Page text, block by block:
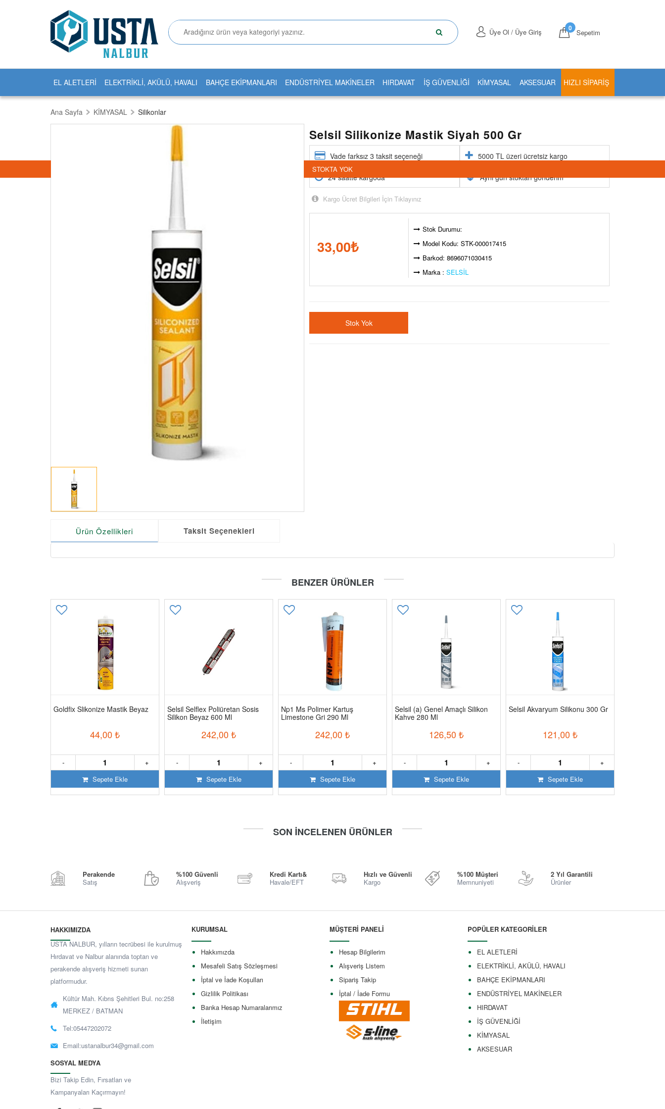
Sepetim
0
Üye Ol / Üye Giriş
EL ALETLERİ ELEKTRİKLİ, AKÜLÜ, HAVALI BAHÇE EKİPMANLARI ENDÜSTRİYEL MAKİNELER HIRDAVAT İŞ GÜVENLİĞİ KİMYASAL AKSESUAR HIZLI SIPARIŞ
Ana Sayfa KİMYASAL Silikonlar
Selsil Silikonize Mastik Siyah 500 Gr
Vade farksız 3 taksit seçeneği 5000 TL üzeri ücretsiz kargo
24 saatte kargoda Aynı gün stoktan gönderim
Kargo Ücret Bilgileri İçin Tıklayınız
33,00₺
Stok Durumu:
STOKTA YOK
Model Kodu: STK-000017415
Barkod: 8696071030415
Marka : SELSİL
Stok Yok
Ürün Özellikleri Taksit Seçenekleri
BENZER ÜRÜNLER
Goldfix Slikonize Mastik Beyaz
44,00 ₺
+
-
Sepete Ekle
Selsil Selflex Poliüretan Sosis
Silikon Beyaz 600 Ml
242,00 ₺
+
-
Sepete Ekle
Np1 Ms Polimer Kartuş
Limestone Gri 290 Ml
242,00 ₺
+
-
Sepete Ekle
Selsil (a) Genel Amaçlı Silikon
Kahve 280 Ml
126,50 ₺
+
-
Sepete Ekle
Selsil Akvaryum Silikonu 300 Gr
121,00 ₺
+
-
Sepete Ekle
SON İNCELENEN ÜRÜNLER
Perakende
Satış
%100 Güvenli
Alışveriş
Kredi Kartı&
Havale/EFT
Hızlı ve Güvenli
Kargo
%100 Müşteri
Memnuniyeti
2 Yıl Garantili
Ürünler
HAKKIMIZDA
USTA NALBUR, yılların tecrübesi ile kurulmuş
Hırdavat ve Nalbur alanında toptan ve
perakende alışveriş hizmeti sunan
platformudur.
Kültür Mah. Kıbrıs Şehitleri Bul. no:258
MERKEZ / BATMAN
Tel:05447202072
Email:ustanalbur34@gmail.com
SOSYAL MEDYA
Bizi Takip Edin, Fırsatları ve
Kampanyaları Kaçırmayın!
KURUMSAL
Hakkımızda
Mesafeli Satış Sözleşmesi
İptal ve İade Koşulları
Gizlilik Politikası
Banka Hesap Numaralarımız
İletişim
MÜŞTERİ PANELİ
Hesap Bilgilerim
Alışveriş Listem
Sipariş Takip
İptal / İade Formu
POPÜLER KATEGORİLER
EL ALETLERİ
ELEKTRİKLİ, AKÜLÜ, HAVALI
BAHÇE EKİPMANLARI
ENDÜSTRİYEL MAKİNELER
HIRDAVAT
İŞ GÜVENLİĞİ
KİMYASAL
AKSESUAR